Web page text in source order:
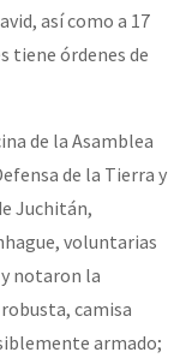
así como a 17
tiene órdenes de
de la Asamblea
de la Tierra y
Juchitán,
voluntarias
notaron la
camisa
armado;